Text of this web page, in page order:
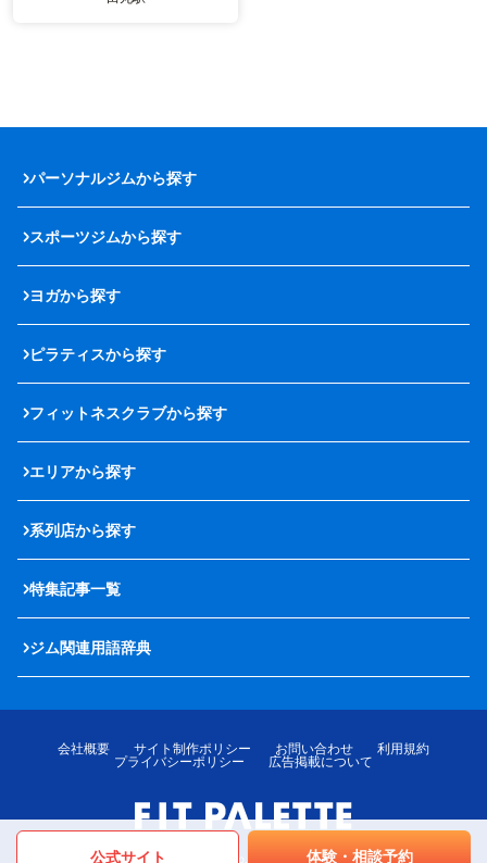
公式サイト 体験・相談予約
パーソナルジムから探す
スポーツジムから探す
ヨガから探す
ピラティスから探す
フィットネスクラブから探す
エリアから探す
系列店から探す
特集記事一覧
ジム関連用語辞典
会社概要 サイト制作ポリシー お問い合わせ
利用規約
プライバシーポリシー
広告掲載について
© LOTTE MediPalette Co.,Ltd. All rights reserved.